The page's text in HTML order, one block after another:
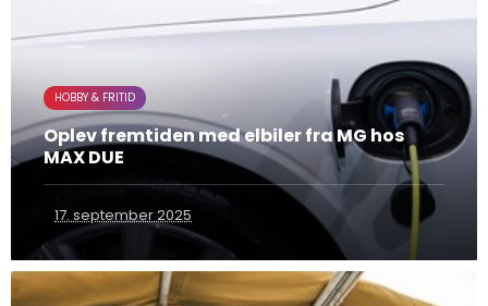
HOBBY & FRITID
Oplev fremtiden med elbiler fra MG hos
MAX DUE
17. september 2025